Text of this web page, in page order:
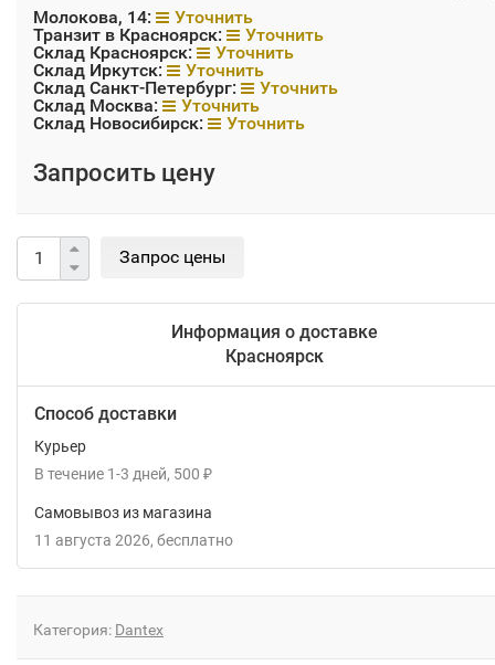
Молокова, 14:
Уточнить
Транзит в Красноярск:
Уточнить
Склад Красноярск:
Уточнить
Склад Иркутск:
Уточнить
Склад Санкт-Петербург:
Уточнить
Склад Москва:
Уточнить
Склад Новосибирск:
Уточнить
Запросить цену
Информация о доставке
Красноярск
Способ доставки
Курьер
В течение 1-3 дней 500 ₽
Самовывоз из магазина
11 августа 2026
Бесплатно
Категория: Dantex